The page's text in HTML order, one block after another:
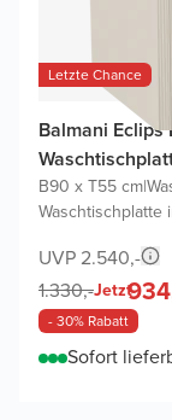
Letzte Chance
Balmani Eclips
B90 x T55 cm|
Waschtischplatte
UVP 2.540,-
1.330,-Jetzt
- 30% Rabatt
Sofort